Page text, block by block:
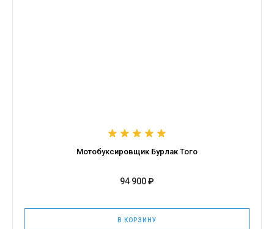
Мотобуксировщик Бурлак Того
94 900 ₽
В КОРЗИНУ